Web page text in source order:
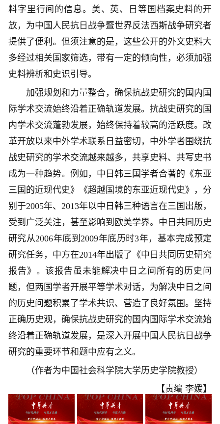
料字里行间的信息。美、英、日等国档案史料的开
放，为中国人民抗日战争暨世界反法西斯战争研究者
提供了便利。但须注意的是，这些公开的外文史料大
多经过相关国家筛选，带有一定的倾向性，必须加强
史料辨析和史识引导。
加强规划和力量整合，确保抗战史研究的国内国
际学术交流始终沿着正确轨道发展。抗战史研究的国
内学术交流蓬勃发展，始终保持着较高的活跃度。改
革开放以来中外学术联系日益密切，中外学者围绕抗
战史研究的学术交流越来越多，共享史料、共写史书
成为一种趋势。例如，中日韩三国学者合著的《东亚
三国的近现代史》《超越国境的东亚近现代史》，分
别于2005年、2013年以中日韩三种语言在三国出版，
受到广泛关注，甚至影响到欧美学界。中日共同历史
研究从2006年底到2009年底历时3年，基本完成预定
研究任务，中方在2014年出版了《中日共同历史研究
报告》。该报告虽未能解决中日之间所有的历史问
题，但两国学者开展平等学术对话，为解决中日之间
的历史问题积累了学术共识、营造了良好氛围。坚持
正确历史观，确保抗战史研究的国内国际学术交流始
终沿着正确轨道发展，是深入开展中国人民抗日战争
研究的重要环节和题中应有之义。
（作者为中国社会科学院大学历史学院教授）
【责编 李媛】